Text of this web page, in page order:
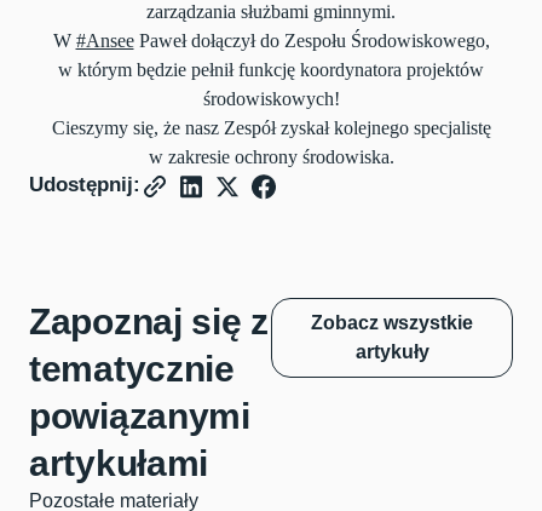
zarządzania służbami gminnymi.
W #AnseePaweł dołączył do Zespołu Środowiskowego,
w którym będzie pełnił funkcję koordynatora projektów
środowiskowych!
Cieszymy się, że nasz Zespół zyskał kolejnego specjalistę
w zakresie ochrony środowiska.
Udostępnij:
Zapoznaj się z
tematycznie
powiązanymi
artykułami
Pozostałe materiały
Zobacz wszystkie
artykuły